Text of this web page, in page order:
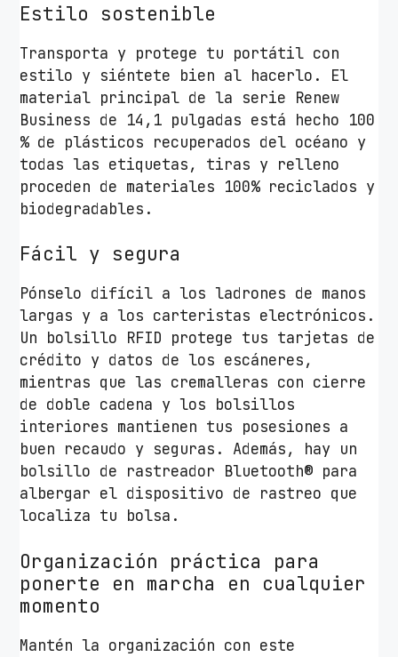
a
t
a
1
4
.
1
"
/
e
r
o
c
a
n
t
i
d
a
d
Estilo sostenible
Transporta y protege tu portátil con
estilo y siéntete bien al hacerlo. El
material principal de la serie Renew
Business de 14,1 pulgadas está hecho 100
% de plásticos recuperados del océano y
todas las etiquetas, tiras y relleno
proceden de materiales 100% reciclados y
biodegradables.
Fácil y segura
Pónselo difícil a los ladrones de manos
largas y a los carteristas electrónicos.
Un bolsillo RFID protege tus tarjetas de
crédito y datos de los escáneres,
mientras que las cremalleras con cierre
de doble cadena y los bolsillos
interiores mantienen tus posesiones a
buen recaudo y seguras. Además, hay un
bolsillo de rastreador Bluetooth® para
albergar el dispositivo de rastreo que
localiza tu bolsa.
Organización práctica para
ponerte en marcha en cualquier
momento
Mantén la organización con este